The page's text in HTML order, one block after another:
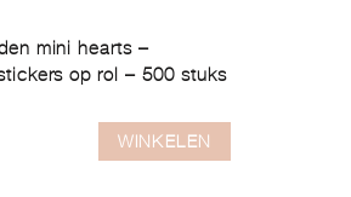
mini hearts –
op rol – 500 stuks
WINKELEN